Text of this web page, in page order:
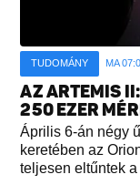
TUDOMÁNY MA
AZ ARTEMIS
250 EZER
Április 6-án négy
keretében az
teljesen eltűntek